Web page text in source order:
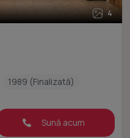
4
1989 (Finalizată)
Sună acum